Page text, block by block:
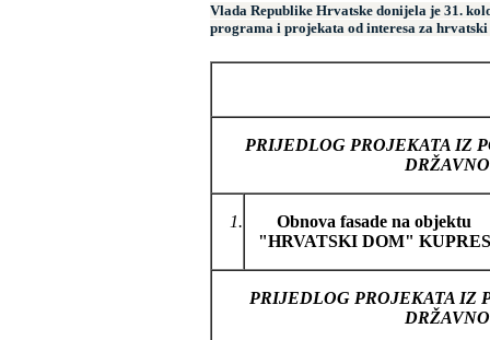
Vlada Republike Hrvatske donijela je 31.
programa i projekata od interesa za
PRIJEDLOG PROJEKATA IZ
1.
Obnova fasade na objektu
"HRVATSKI DOM" KUPRES
PRIJEDLOG PROJEKATA IZ